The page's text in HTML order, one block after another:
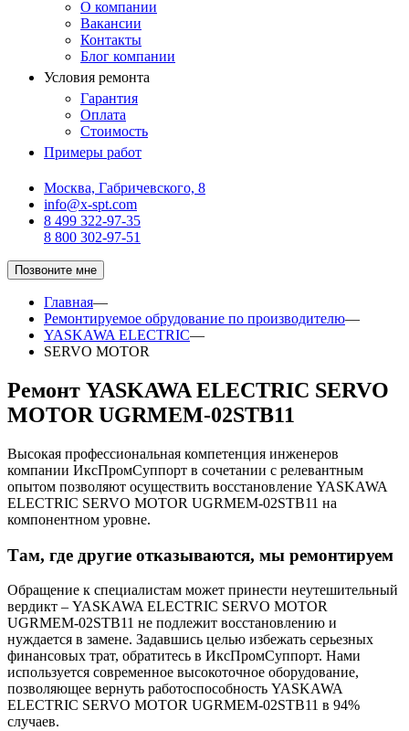
О компании
Вакансии
Контакты
Блог компании
Условия ремонта
Гарантия
Оплата
Стоимость
Примеры работ
Москва, Габричевского, 8
info@x-spt.com
8 499 322-97-35
8 800 302-97-51
Позвоните мне
Главная—
Ремонтируемое обрудование по производителю—
YASKAWA ELECTRIC—
SERVO MOTOR
Ремонт YASKAWA ELECTRIC SERVO
MOTOR UGRMEM-02STB11
Высокая профессиональная компетенция инженеров
компании ИксПромСуппорт в сочетании с релевантным
опытом позволяют осуществить восстановление YASKAWA
ELECTRIC SERVO MOTOR UGRMEM-02STB11 на
компонентном уровне.
Там, где другие отказываются, мы ремонтируем
Обращение к специалистам может принести неутешительный
вердикт – YASKAWA ELECTRIC SERVO MOTOR
UGRMEM-02STB11 не подлежит восстановлению и
нуждается в замене. Задавшись целью избежать серьезных
финансовых трат, обратитесь в ИксПромСуппорт. Нами
используется современное высокоточное оборудование,
позволяющее вернуть работоспособность YASKAWA
ELECTRIC SERVO MOTOR UGRMEM-02STB11 в 94%
случаев.